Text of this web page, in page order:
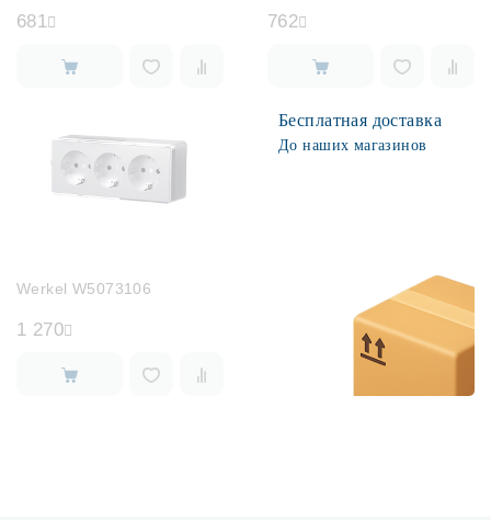
681 762
Werkel W5073106
1 270
Бесплатная доставка
До наших магазинов